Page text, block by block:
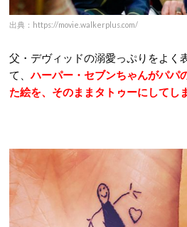
出典：https://movie.walkerplus.com/
父・デヴィッドの溺愛っぷりをよく
て、ハーパー・セブンちゃんがパパ
た絵を、そのままタトゥーにしてし